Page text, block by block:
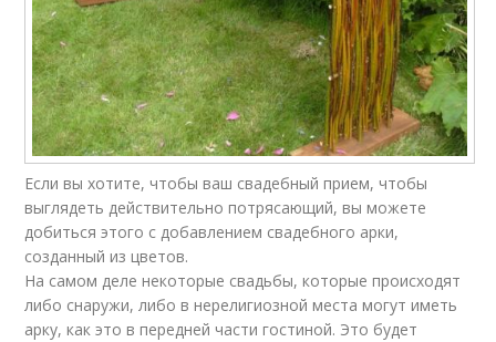
Если вы хотите, чтобы ваш свадебный прием, чтобы
выглядеть действительно потрясающий, вы можете
добиться этого с добавлением свадебного арки,
созданный из цветов.
На самом деле некоторые свадьбы, которые происходят
либо снаружи, либо в нерелигиозной места могут иметь
арку, как это в передней части гостиной. Это будет